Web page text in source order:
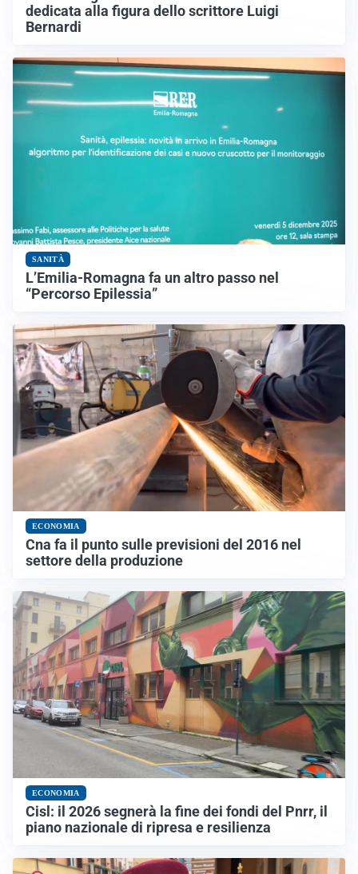
dedicata alla figura dello scrittore Luigi
Bernardi
SANITÀ
L’Emilia-Romagna fa un altro passo nel
“Percorso Epilessia”
ECONOMIA
Cna fa il punto sulle previsioni del 2016 nel
settore della produzione
ECONOMIA
Cisl: il 2026 segnerà la fine dei fondi del Pnrr, il
piano nazionale di ripresa e resilienza